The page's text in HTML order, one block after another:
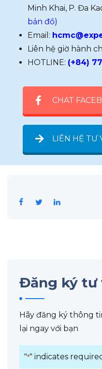
Minh Khai, P. Đa
bản đồ)
Email:
Liên hệ giờ hành
HOTLINE: (+84)
CHAT
LIÊN HỆ TƯ
Đăng ký tư
Hãy đăng ký thông
lại ngay với bạn
"*" indicates